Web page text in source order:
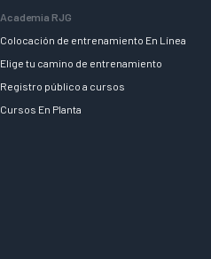
Academia RJG
Colocación de entrenamiento En Línea
Elige tu camino de entrenamiento
Registro público a cursos
Cursos En Planta